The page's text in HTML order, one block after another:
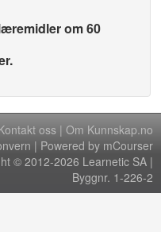
om 60
oss | Om Kunnskap.no
| Powered by mCourser
© 2012-2026 Learnetic SA |
Byggnr. 1-226-2